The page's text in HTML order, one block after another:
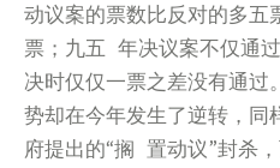
动议案的票数比反对的多五
票；九五 年决议案不仅通
决时仅仅一票之差没有通
势却在今年发生了逆转，同
府提出的“搁 置动议”封杀